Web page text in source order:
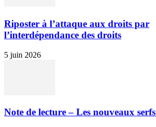
Riposter à l’attaque aux droits par
l’interdépendance des droits
5 juin 2026
Note de lecture – Les nouveaux